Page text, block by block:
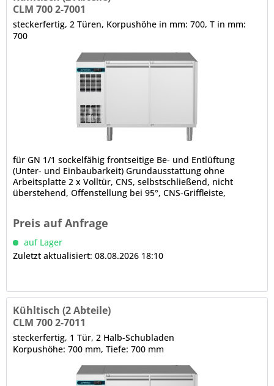
CLM 700 2-7001
steckerfertig, 2 Türen, Korpushöhe in mm: 700, T in mm:
700
für GN 1/1 sockelfähig frontseitige Be- und Entlüftung
(Unter- und Einbaubarkeit) Grundausstattung ohne
Arbeitsplatte 2 x Volltür, CNS, selbstschließend, nicht
überstehend, Offenstellung bei 95°, CNS-Griffleiste,
unter der Decke) CRIO SMART - Displaysteuerung...
Preis auf Anfrage
auf Lager
Zuletzt aktualisiert: 08.08.2026 18:10
Kühltisch (2 Abteile)
CLM 700 2-7011
steckerfertig, 1 Tür, 2 Halb-Schubladen
Korpushöhe: 700 mm, Tiefe: 700 mm